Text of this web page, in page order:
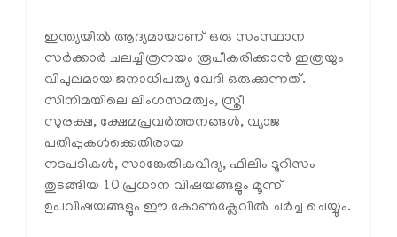
ഇന്ത്യയിൽ ആദ്യമായാണ് ഒരു സംസ്ഥാന
സർക്കാർ ചലച്ചിത്രനയം രൂപീകരിക്കാൻ ഇത്രയും
വിപുലമായ ജനാധിപത്യ വേദി ഒരുക്കുന്നത്.
സിനിമയിലെ ലിംഗസമത്വം, സ്ത്രീ
സുരക്ഷ, ക്ഷേമപ്രവർത്തനങ്ങൾ, വ്യാജ
പതിപ്പുകൾക്കെതിരായ
നടപടികൾ, സാങ്കേതികവിദ്യ, ഫിലിം ടൂറിസം
തുടങ്ങിയ 10 പ്രധാന വിഷയങ്ങളും മൂന്ന്
ഉപവിഷയങ്ങളും ഈ കോൺക്ലേവിൽ ചർച്ച ചെയ്യും.